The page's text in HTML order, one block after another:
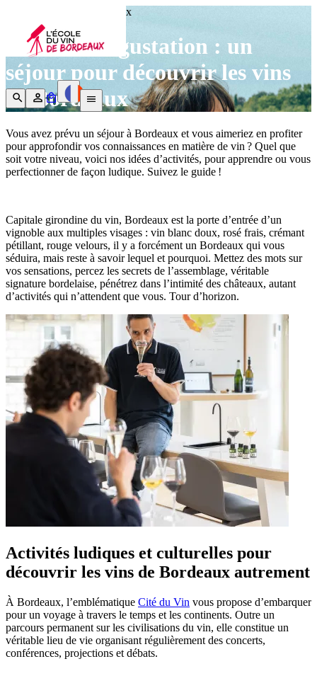
L'école du Vin de Bordeaux
Activités dégustation : un
séjour pour découvrir les vins
de Bordeaux
Vous avez prévu un séjour à Bordeaux et vous aimeriez en profiter
pour approfondir vos connaissances en matière de vin ? Quel que
soit votre niveau, voici nos idées d’activités, pour apprendre ou vous
perfectionner de façon ludique. Suivez le guide !
Capitale girondine du vin, Bordeaux est la porte d’entrée d’un
vignoble aux multiples visages : vin blanc doux, rosé frais, crémant
pétillant, rouge velours, il y a forcément un Bordeaux qui vous
séduira, mais reste à savoir lequel et pourquoi. Mettez des mots sur
vos sensations, percez les secrets de l’assemblage, véritable
signature bordelaise, pénétrez dans l’intimité des châteaux, autant
d’activités qui n’attendent que vous. Tour d’horizon.
Activités ludiques et culturelles pour
découvrir les vins de Bordeaux autrement
À Bordeaux, l’emblématique Cité du Vin vous propose d’embarquer
pour un voyage à travers le temps et les continents. Outre un
parcours permanent sur les civilisations du vin, elle constitue un
véritable lieu de vie organisant régulièrement des concerts,
conférences, projections et débats.